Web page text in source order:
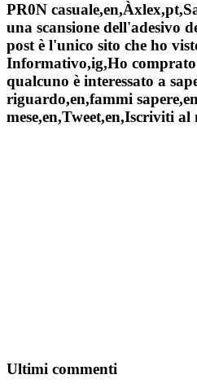
PR0N
una scansione dell'adesivo
post è l'unico sito che ho
Informativo,ig,Ho comprato
qualcuno è interessato a
riguardo,en,fammi
mese,en,Tweet,en,Iscriviti
Ultimi commenti